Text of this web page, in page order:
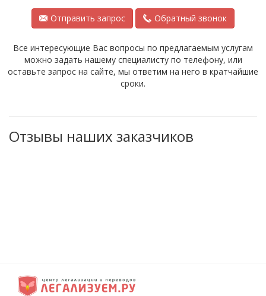
Отправить запрос Обратный звонок
Все интересующие Вас вопросы по предлагаемым услугам
можно задать нашему специалисту по телефону, или
оставьте запрос на сайте, мы ответим на него в кратчайшие
сроки.
Отзывы наших заказчиков